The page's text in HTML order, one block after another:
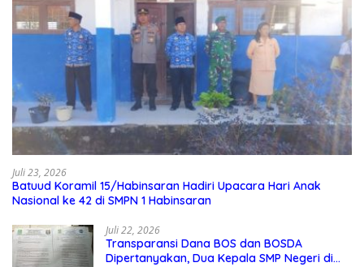
Juli 23, 2026
Batuud Koramil 15/Habinsaran Hadiri Upacara Hari Anak
Nasional ke 42 di SMPN 1 Habinsaran
Juli 22, 2026
Transparansi Dana BOS dan BOSDA
Dipertanyakan, Dua Kepala SMP Negeri di